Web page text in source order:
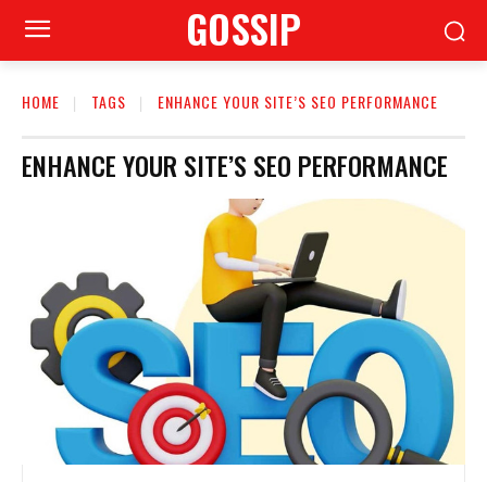
GOSSIP
HOME TAGS ENHANCE YOUR SITE’S SEO PERFORMANCE
ENHANCE YOUR SITE’S SEO PERFORMANCE